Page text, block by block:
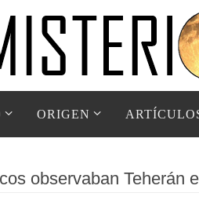
ORIGEN
observaban Teherán